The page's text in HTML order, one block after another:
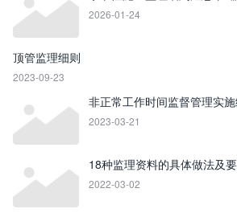
2026-01-24
顶管监理细则
2023-09-23
非正常工作时间监督管理实
2023-03-21
18种监理资料的具体做法及
2022-03-02